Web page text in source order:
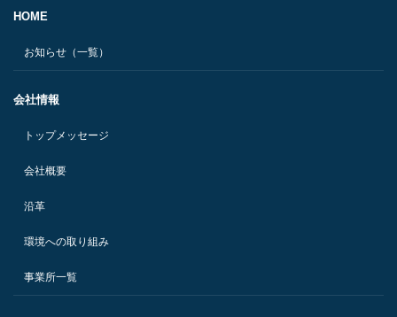
HOME
お知らせ（一覧）
会社情報
トップメッセージ
会社概要
沿革
環境への取り組み
事業所一覧